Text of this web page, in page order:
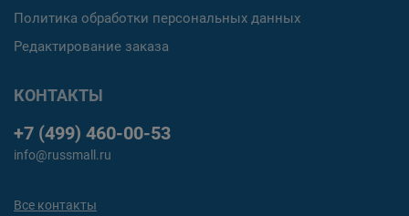
Политика обработки персональных данных
Редактирование заказа
КОНТАКТЫ
+7 (499) 460-00-53
info@russmall.ru
Все контакты